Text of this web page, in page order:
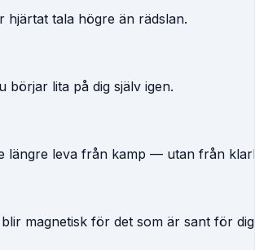
tala högre än rädslan.
börjar lita på dig själv igen.
längre leva från kamp — utan från
magnetisk för det som är sant för